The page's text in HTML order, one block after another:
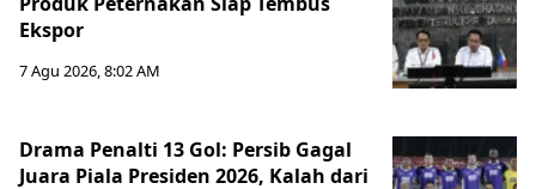
Ekspor
7 Agu 2026, 8:02 AM
Drama Penalti 13 Gol: Persib Gagal
Juara Piala Presiden 2026, Kalah dari